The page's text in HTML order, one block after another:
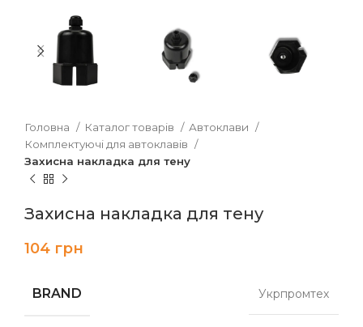
Головна Каталог товарів
Автоклави
Комплектуючі для автоклавів
Захисна накладка для тену
Захисна накладка для тену
104 грн
BRAND Укрпромтех